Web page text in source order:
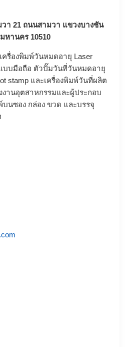
า 21 ถนนสามวา แขวงบางชัน
หานคร 10510
ครื่องพิมพ์วันหมดอายุ Laser
บบมือถือ ตัวปั๊มวันที่วันหมดอายุ
stamp และเครื่องพิมพ์วันที่ผลิต
านอุตสาหกรรมและผู้ประกอบ
บนซอง กล่อง ขวด และบรรจุ